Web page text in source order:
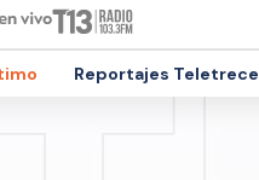
Reportajes Teletrece